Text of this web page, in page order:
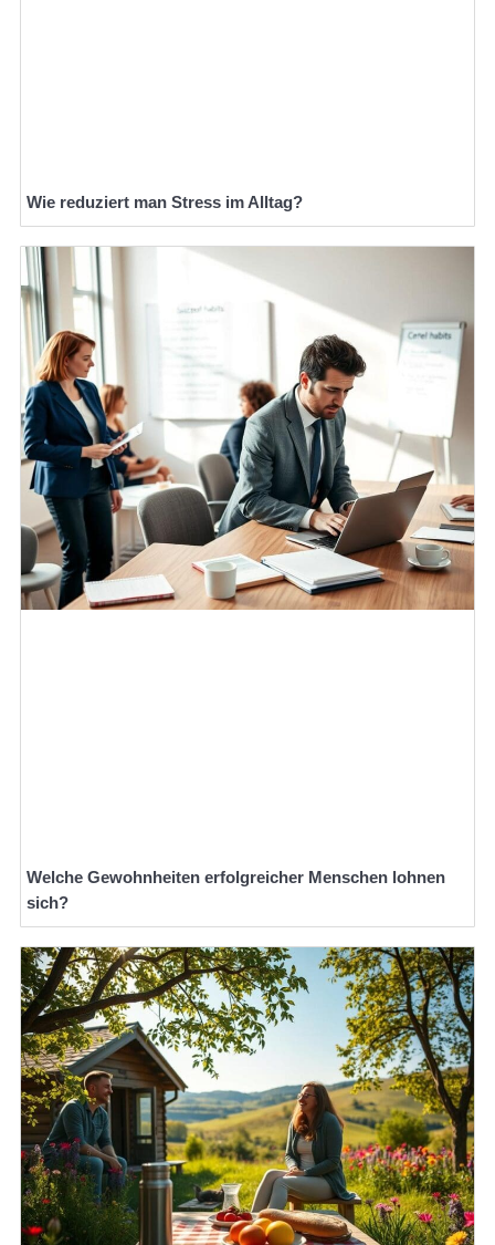
Wie reduziert man Stress im Alltag?
Welche Gewohnheiten erfolgreicher Menschen lohnen
sich?